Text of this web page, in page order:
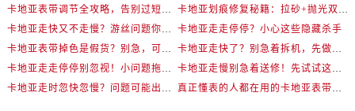
卡地亚走走停停？小心这些隐藏杀手